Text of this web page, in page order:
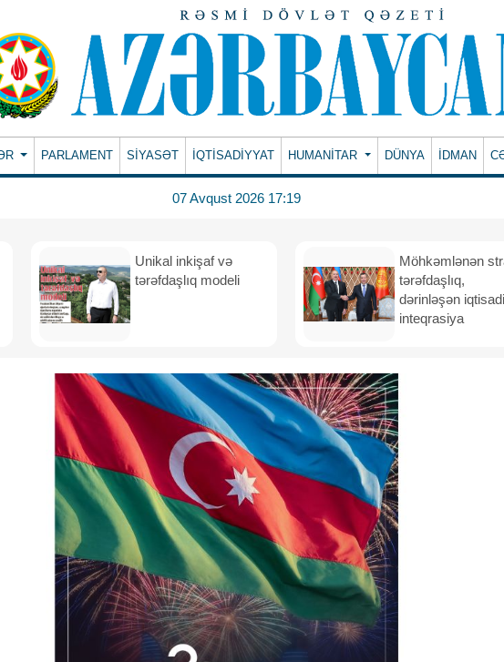
PARLAMENT SİYASƏT İQTİSADİYYAT HUMANITAR DÜNYA İDMAN
07 Avqust 2026 17:19
Unikal inkişaf və
tərəfdaşlıq modeli
Möhkəmlənən
tərəfdaşlıq,
dərinləşən iqtisadi
inteqrasiya